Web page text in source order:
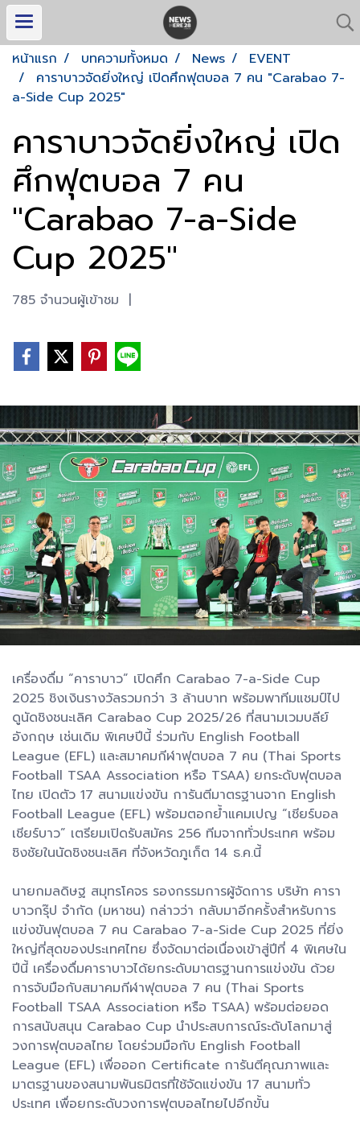
หน้าแรก บทความทั้งหมด News
EVENT
คาราบาวจัดยิ่งใหญ่ เปิดศึกฟุตบอล 7 คน "Carabao 7-
a-Side Cup 2025"
คาราบาวจัดยิ่งใหญ่ เปิด
ศึกฟุตบอล 7 คน
"Carabao 7-a-Side
Cup 2025"
785 จำนวนผู้เข้าชม |
เครื่องดื่ม “คาราบาว” เปิดศึก Carabao 7-a-Side Cup
2025 ชิงเงินรางวัลรวมกว่า 3 ล้านบาท พร้อมพาทีมแชมป์ไป
ดูนัดชิงชนะเลิศ Carabao Cup 2025/26 ที่สนามเวมบลีย์
อังกฤษ เช่นเดิม พิเศษปีนี้ ร่วมกับ English Football
League (EFL) และสมาคมกีฬาฟุตบอล 7 คน (Thai Sports
Football TSAA Association หรือ TSAA) ยกระดับฟุตบอล
ไทย เปิดตัว 17 สนามแข่งขัน การันตีมาตรฐานจาก English
Football League (EFL) พร้อมตอกย้ำแคมเปญ “เชียร์บอล
เชียร์บาว” เตรียมเปิดรับสมัคร 256 ทีมจากทั่วประเทศ พร้อม
ชิงชัยในนัดชิงชนะเลิศ ที่จังหวัดภูเก็ต 14 ธ.ค.นี้
นายกมลดิษฐ สมุทรโคจร รองกรรมการผู้จัดการ บริษัท คารา
บาวกรุ๊ป จำกัด (มหาชน) กล่าวว่า กลับมาอีกครั้งสำหรับการ
แข่งขันฟุตบอล 7 คน Carabao 7-a-Side Cup 2025 ที่ยิ่ง
ใหญ่ที่สุดของประเทศไทย ซึ่งจัดมาต่อเนื่องเข้าสู่ปีที่ 4 พิเศษใน
ปีนี้ เครื่องดื่มคาราบาวได้ยกระดับมาตรฐานการแข่งขัน ด้วย
การจับมือกับสมาคมกีฬาฟุตบอล 7 คน (Thai Sports
Football TSAA Association หรือ TSAA) พร้อมต่อยอด
การสนับสนุน Carabao Cup นำประสบการณ์ระดับโลกมาสู่
วงการฟุตบอลไทย โดยร่วมมือกับ English Football
League (EFL) เพื่อออก Certificate การันตีคุณภาพและ
มาตรฐานของสนามพันธมิตรที่ใช้จัดแข่งขัน 17 สนามทั่ว
ประเทศ เพื่อยกระดับวงการฟุตบอลไทยไปอีกขั้น